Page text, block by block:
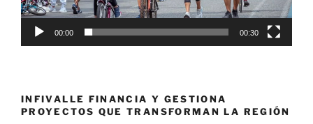
00:00 00:30
INFIVALLE FINANCIA Y GESTIONA
PROYECTOS QUE TRANSFORMAN LA REGIÓN